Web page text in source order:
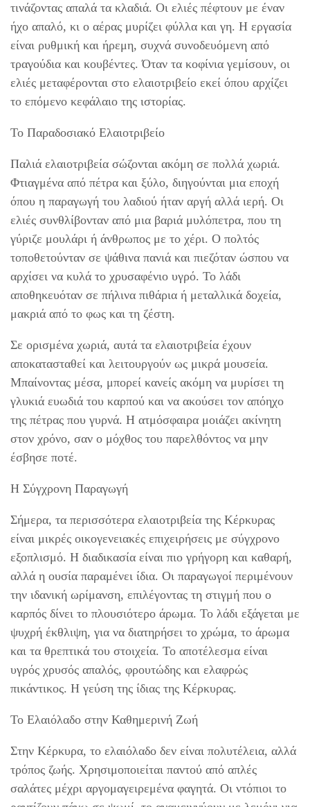
τινάζοντας απαλά τα κλαδιά. Οι ελιές πέφτουν με έναν
ήχο απαλό, κι ο αέρας μυρίζει φύλλα και γη. Η εργασία
είναι ρυθμική και ήρεμη, συχνά συνοδευόμενη από
τραγούδια και κουβέντες. Όταν τα κοφίνια γεμίσουν, οι
ελιές μεταφέρονται στο ελαιοτριβείο εκεί όπου αρχίζει
το επόμενο κεφάλαιο της ιστορίας.
Το Παραδοσιακό Ελαιοτριβείο
Παλιά ελαιοτριβεία σώζονται ακόμη σε πολλά χωριά.
Φτιαγμένα από πέτρα και ξύλο, διηγούνται μια εποχή
όπου η παραγωγή του λαδιού ήταν αργή αλλά ιερή. Οι
ελιές συνθλίβονταν από μια βαριά μυλόπετρα, που τη
γύριζε μουλάρι ή άνθρωπος με το χέρι. Ο πολτός
τοποθετούνταν σε ψάθινα πανιά και πιεζόταν ώσπου να
αρχίσει να κυλά το χρυσαφένιο υγρό. Το λάδι
αποθηκευόταν σε πήλινα πιθάρια ή μεταλλικά δοχεία,
μακριά από το φως και τη ζέστη.
Σε ορισμένα χωριά, αυτά τα ελαιοτριβεία έχουν
αποκατασταθεί και λειτουργούν ως μικρά μουσεία.
Μπαίνοντας μέσα, μπορεί κανείς ακόμη να μυρίσει τη
γλυκιά ευωδιά του καρπού και να ακούσει τον απόηχο
της πέτρας που γυρνά. Η ατμόσφαιρα μοιάζει ακίνητη
στον χρόνο, σαν ο μόχθος του παρελθόντος να μην
έσβησε ποτέ.
Η Σύγχρονη Παραγωγή
Σήμερα, τα περισσότερα ελαιοτριβεία της Κέρκυρας
είναι μικρές οικογενειακές επιχειρήσεις με σύγχρονο
εξοπλισμό. Η διαδικασία είναι πιο γρήγορη και καθαρή,
αλλά η ουσία παραμένει ίδια. Οι παραγωγοί περιμένουν
την ιδανική ωρίμανση, επιλέγοντας τη στιγμή που ο
καρπός δίνει το πλουσιότερο άρωμα. Το λάδι εξάγεται με
ψυχρή έκθλιψη, για να διατηρήσει το χρώμα, το άρωμα
και τα θρεπτικά του στοιχεία. Το αποτέλεσμα είναι
υγρός χρυσός απαλός, φρουτώδης και ελαφρώς
πικάντικος. Η γεύση της ίδιας της Κέρκυρας.
Το Ελαιόλαδο στην Καθημερινή Ζωή
Στην Κέρκυρα, το ελαιόλαδο δεν είναι πολυτέλεια, αλλά
τρόπος ζωής. Χρησιμοποιείται παντού από απλές
σαλάτες μέχρι αργομαγειρεμένα φαγητά. Οι ντόπιοι το